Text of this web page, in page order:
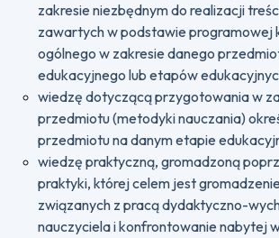
zakresie niezbędnym do realizacji
zawartych w podstawie programowej
ogólnego w zakresie danego
edukacyjnego lub etapów
wiedzę dotyczącą przygotowania w
przedmiotu (metodyki nauczania)
przedmiotu na danym etapie
wiedzę praktyczną, gromadzoną
praktyki, której celem jest
związanych z pracą dydaktyczno-
nauczyciela i konfrontowanie nabytej